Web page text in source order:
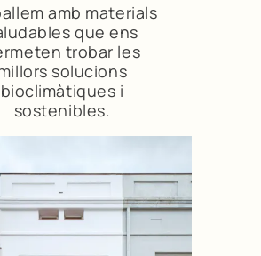
amb materials
que ens
trobar les
solucions
bioclimàtiques i
sostenibles.